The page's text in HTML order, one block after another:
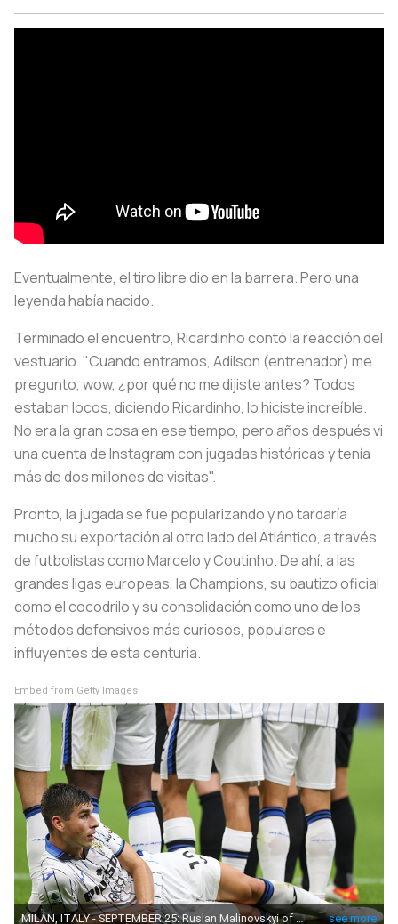
Eventualmente, el tiro libre dio en la barrera. Pero una
leyenda había nacido.
Terminado el encuentro, Ricardinho contó la reacción del
vestuario. "Cuando entramos, Adilson (entrenador) me
pregunto, wow, ¿por qué no me dijiste antes? Todos
estaban locos, diciendoRicardinho, lo hiciste increíble.
No era la gran cosa en ese tiempo, pero años después vi
una cuenta de Instagram con jugadas históricas y tenía
más de dos millones de visitas".
Pronto, la jugada se fue popularizando y no tardaría
mucho su exportación al otro lado del Atlántico, a través
de futbolistas como Marcelo y Coutinho. De ahí, a las
grandes ligas europeas, la Champions, su bautizo oficial
como el cocodrilo y su consolidación como uno de los
métodos defensivos más curiosos, populares e
influyentes de esta centuria.
Embed from Getty Images